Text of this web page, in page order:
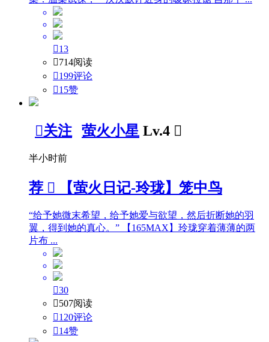
13
714阅读
199评论
15赞
关注 萤火小星 Lv.4 
半小时前
荐  【萤火日记-玲珑】笼中鸟
“给予她微末希望，给予她爱与欲望，然后折断她的羽
翼，得到她的真心。” 【165MAX】玲珑穿着薄薄的两
片布 ...
30
507阅读
120评论
14赞